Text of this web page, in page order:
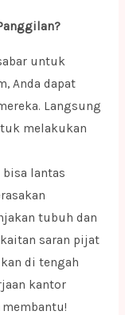
untuk
Anda dapat
Langsung
melakukan
bisa lantas
tubuh dan
saran pijat
di tengah
kantor